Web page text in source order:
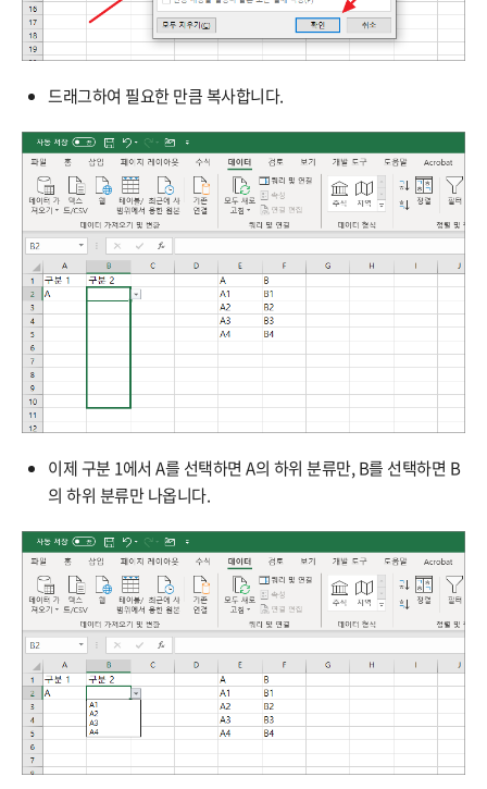
드래그하여 필요한 만큼 복사합니다.
이제 구분 1에서 A를 선택하면 A의 하위 분류만, B를 선택하면 B
의 하위 분류만 나옵니다.